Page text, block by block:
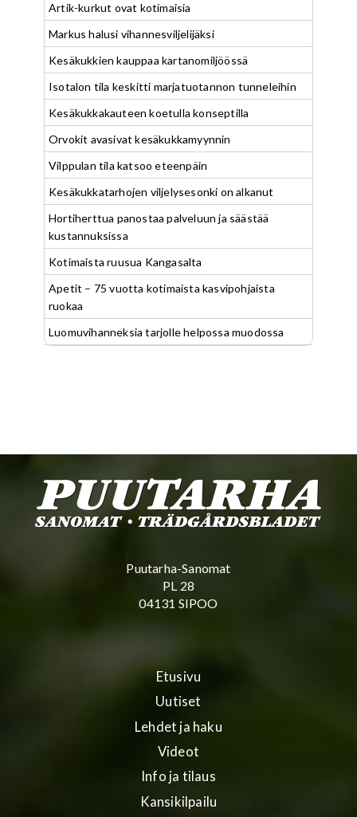
Artik-kurkut ovat kotimaisia
Markus halusi vihannesviljelijäksi
Kesäkukkien kauppaa kartanomiljöössä
Isotalon tila keskitti marjatuotannon tunneleihin
Kesäkukkakauteen koetulla konseptilla
Orvokit avasivat kesäkukkamyynnin
Vilppulan tila katsoo eteenpäin
Kesäkukkatarhojen viljelysesonki on alkanut
Hortiherttua panostaa palveluun ja säästää
kustannuksissa
Kotimaista ruusua Kangasalta
Apetit – 75 vuotta kotimaista kasvipohjaista
ruokaa
Luomuvihanneksia tarjolle helpossa muodossa
Puutarha-Sanomat
PL 28
04131 SIPOO
Etusivu
Uutiset
Lehdet ja haku
Videot
Info ja tilaus
Kansikilpailu